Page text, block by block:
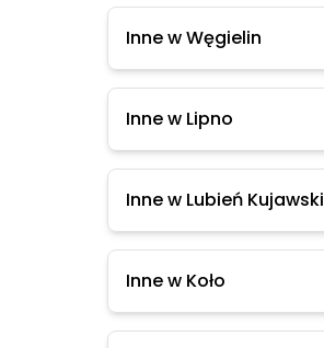
Inne w Węgielin
Inne w Lipno
Inne w Lubień Kujawski
Inne w Koło